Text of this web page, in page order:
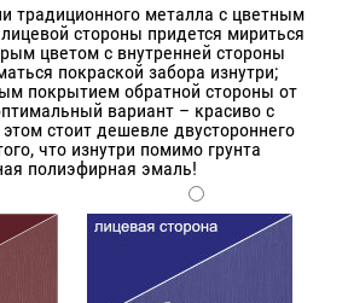
традиционного металла с цветным
стороны придется мириться
цветом с внутренней стороны
покраской забора изнутри;
покрытием обратной стороны от
вариант – красиво с
стоит дешевле двустороннего
что изнутри помимо грунта
полиэфирная эмаль!